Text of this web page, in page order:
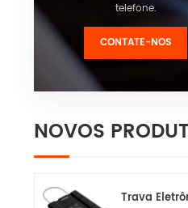
telefone.
CONTATE-NOS
NOVOS
Trava